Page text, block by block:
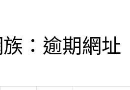
族：逾期網址